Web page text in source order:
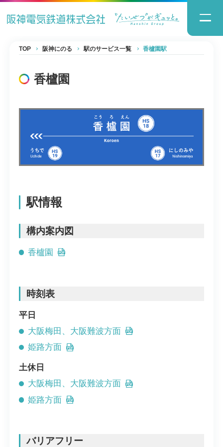
TOP 阪神にのる 駅のサービス一覧 香櫨園駅
香櫨園
駅情報
構内案内図
香櫨園
時刻表
平日
大阪梅田、大阪難波方面
姫路方面
土休日
大阪梅田、大阪難波方面
姫路方面
バリアフリー